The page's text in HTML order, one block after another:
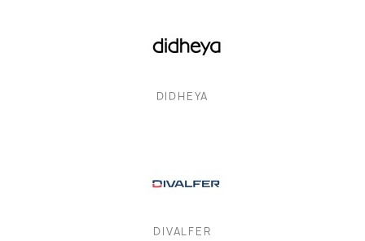
DIDHEYA
DIVALFER